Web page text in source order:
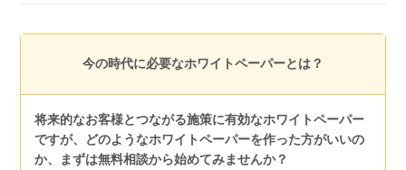
今の時代に必要なホワイトペーパーとは？
将来的なお客様とつながる施策に有効なホワイトペーパー
ですが、どのようなホワイトペーパーを作った方がいいの
か、まずは無料相談から始めてみませんか？